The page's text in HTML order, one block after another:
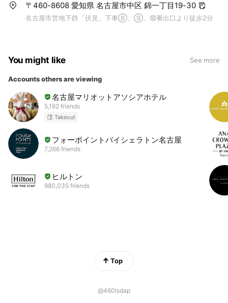
〒460-8608 愛知県 名古屋市中区 錦一丁目19-30
名古屋市営地下鉄「伏見」下車⑧、⑨、⑩番出口より徒歩2分
You might like See more
Accounts others are viewing
名古屋マリオットアソシアホテル
5,162 friends
Takeout
フォーポイントバイシェラトン名古屋
7,266 friends
ヒルトン
980,035 friends
Top
@460lsdap